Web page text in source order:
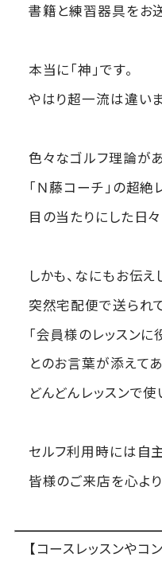
書籍と練習器具をお送
本当に「神」です。
やはり超一流は違いま
色々なゴルフ理論が
「Ｎ藤コーチ」の超絶
目の当たりにした日
しかも、なにもお伝え
突然宅配便で送られ
「会員様のレッスンに
とのお言葉が添えてあ
どんどんレッスンで使
セルフ利用時には自
皆様のご来店を心より
【コースレッスンやコ